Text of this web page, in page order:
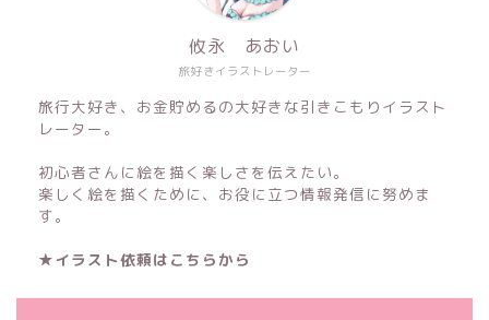
旅好きイラストレーター
攸永 あおい
旅行大好き、お金貯めるの大好きな引きこもりイラスト
レーター。
初心者さんに絵を描く楽しさを伝えたい。
楽しく絵を描くために、お役に立つ情報発信に努めま
す。
★イラスト依頼はこちらから